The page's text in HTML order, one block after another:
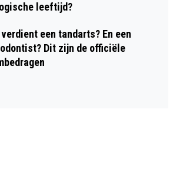
leeftijd?
een tandarts? En een
Dit zijn de officiële